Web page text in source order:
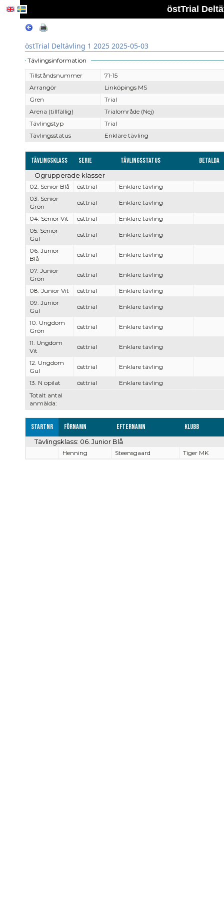
östTrial
östTrial Deltävling 1 2025 2025-05-03
Tävlingsinformation
Tillståndsnummer
71-15
Arrangör
Linköpings MS
Gren
Trial
Arena (tillfällig)
Trialområde (Nej)
Tävlingstyp
Trial
Tävlingsstatus
Enklare tävling
Tävlingsklass Serie Tävlingsstatus Betalda
Totalt antal
anmälda:
Ogrupperade klasser
02. Senior Blå östtrial
Enklare tävling
03. Senior
Grön
östtrial Enklare tävling
04. Senior Vit östtrial
Enklare tävling
05. Senior
Gul
östtrial Enklare tävling
06. Junior
Blå
östtrial Enklare tävling
07. Junior
Grön
östtrial Enklare tävling
08. Junior Vit östtrial
Enklare tävling
09. Junior
Gul
östtrial Enklare tävling
10. Ungdom
Grön
östtrial Enklare tävling
11. Ungdom
Vit
östtrial Enklare tävling
12. Ungdom
Gul
östtrial Enklare tävling
13. N opilat östtrial Enklare tävling
Startnr Förnamn Efternamn Klubb
Tävlingsklass: 06. Junior Blå
Henning Steensgaard Tiger MK